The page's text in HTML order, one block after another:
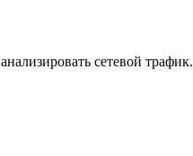
сетевой трафик.